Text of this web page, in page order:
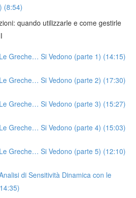
(8:54)
quando utilizzarle e come gestirle
Greche… Si Vedono (parte 1) (14:15)
Greche… Si Vedono (parte 2) (17:30)
Greche… Si Vedono (parte 3) (15:27)
Greche… Si Vedono (parte 4) (15:03)
Greche… Si Vedono (parte 5) (12:10)
di Sensitività Dinamica con le